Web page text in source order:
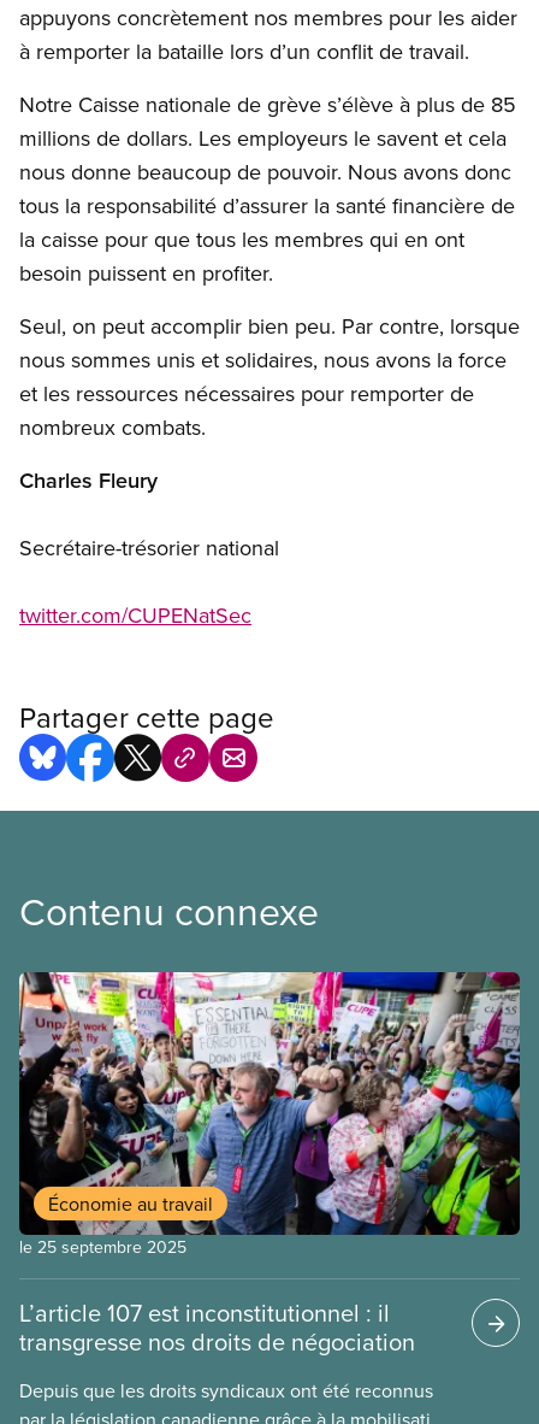
appuyons concrètement nos membres pour les aider
à remporter la bataille lors d’un conflit de travail.
Notre Caisse nationale de grève s’élève à plus de 85
millions de dollars. Les employeurs le savent et cela
nous donne beaucoup de pouvoir. Nous avons donc
tous la responsabilité d’assurer la santé financière de
la caisse pour que tous les membres qui en ont
besoin puissent en profiter.
Seul, on peut accomplir bien peu. Par contre, lorsque
nous sommes unis et solidaires, nous avons la force
et les ressources nécessaires pour remporter de
nombreux combats.
Charles Fleury
Secrétaire-trésorier national
twitter.com/CUPENatSec
Partager cette page
Contenu connexe
Économie au travail
le 25 septembre 2025
L’article 107 est inconstitutionnel : il
transgresse nos droits de négociation
Depuis que les droits syndicaux ont été reconnus